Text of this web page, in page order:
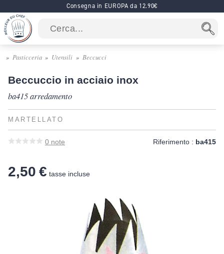
Consegna in EUROPA da 12.90€
Pasticceria Utensili Beccucci
Beccuccio in acciaio inox
ba415 arredamento
MARTELLATO
0 note Riferimento : ba415
2,50 € tasse incluse